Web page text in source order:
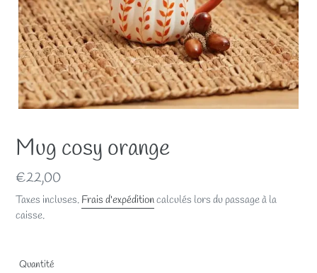
Mug cosy orange
Prix
normal
€22,00
Taxes incluses. Frais d'expéditioncalculés lors du passage à la
caisse.
Quantité